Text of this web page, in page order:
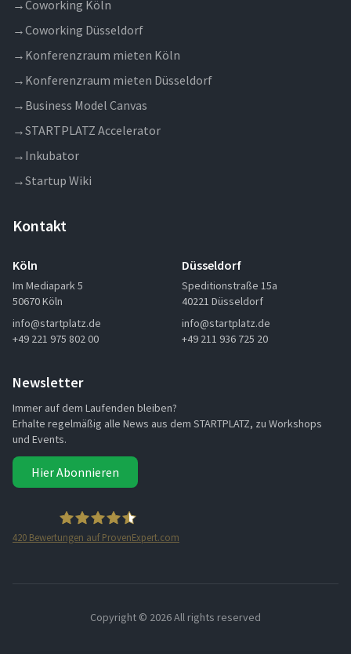
→Coworking Köln
→Coworking Düsseldorf
→ Konferenzraum mieten Köln
→ Konferenzraum mieten Düsseldorf
→ Business Model Canvas
→STARTPLATZ Accelerator
→ Inkubator
→Startup Wiki
Kontakt
Köln
Im Mediapark 5
50670 Köln
info@startplatz.de
+49 221 975 802 00
Düsseldorf
Speditionstraße 15a
40221 Düsseldorf
info@startplatz.de
+49 211 936 725 20
Newsletter
Immer auf dem Laufenden bleiben?
Erhalte regelmäßig alle News aus dem STARTPLATZ, zu Workshops
und Events.
Hier Abonnieren
420 Bewertungen auf ProvenExpert.com
Copyright © 2026 All rights reserved